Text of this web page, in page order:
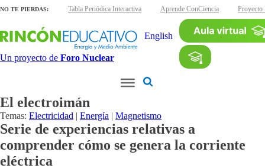
NO TE PIERDAS:
interactivas Tabla Periódica Interactiva Aprende ConCiencia Proyecto
Un proyecto de Foro Nuclear
English
El electroimán
Temas: Electricidad | Energía | Magnetismo
Serie de experiencias relativas a
comprender cómo se genera la corriente
eléctrica